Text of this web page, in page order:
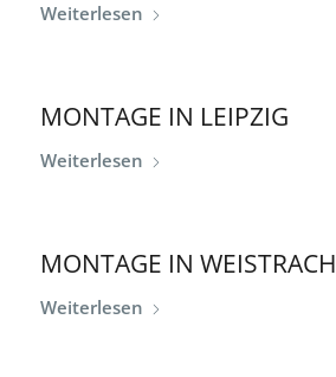
Weiterlesen
MONTAGE IN LEIPZIG
Weiterlesen
MONTAGE IN WEISTRACH
Weiterlesen